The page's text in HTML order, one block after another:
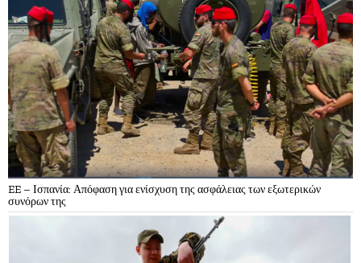
EE – Ισπανία: Απόφαση για ενίσχυση της ασφάλειας των εξωτερικών
συνόρων της